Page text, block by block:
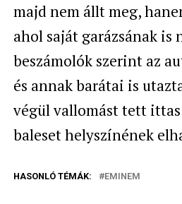
majd nem állt meg,
ahol saját garázsának is
beszámolók szerint az
és annak barátai is
végül vallomást tett ittas
baleset helyszínének
HASONLÓ TÉMÁK: EMINEM